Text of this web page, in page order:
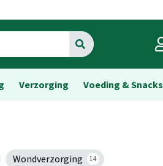
Go
Verzorging Voeding & Snacks
Wondverzorging 14